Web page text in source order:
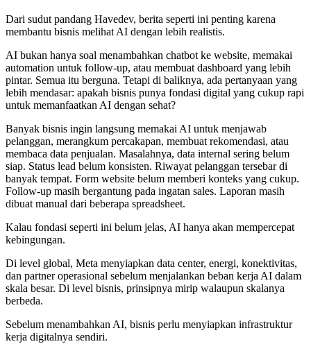
Dari sudut pandang Havedev, berita seperti ini penting karena
membantu bisnis melihat AI dengan lebih realistis.
AI bukan hanya soal menambahkan chatbot ke website, memakai
automation untuk follow-up, atau membuat dashboard yang lebih
pintar. Semua itu berguna. Tetapi di baliknya, ada pertanyaan yang
lebih mendasar: apakah bisnis punya fondasi digital yang cukup rapi
untuk memanfaatkan AI dengan sehat?
Banyak bisnis ingin langsung memakai AI untuk menjawab
pelanggan, merangkum percakapan, membuat rekomendasi, atau
membaca data penjualan. Masalahnya, data internal sering belum
siap. Status lead belum konsisten. Riwayat pelanggan tersebar di
banyak tempat. Form website belum memberi konteks yang cukup.
Follow-up masih bergantung pada ingatan sales. Laporan masih
dibuat manual dari beberapa spreadsheet.
Kalau fondasi seperti ini belum jelas, AI hanya akan mempercepat
kebingungan.
Di level global, Meta menyiapkan data center, energi, konektivitas,
dan partner operasional sebelum menjalankan beban kerja AI dalam
skala besar. Di level bisnis, prinsipnya mirip walaupun skalanya
berbeda.
Sebelum menambahkan AI, bisnis perlu menyiapkan infrastruktur
kerja digitalnya sendiri.